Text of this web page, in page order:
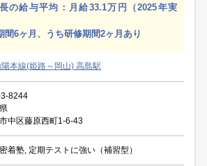
の給与平均：月給33.1万円（2025年実
間6ヶ月、うち研修期間2ヶ月あり
本線(姫路～岡山) 高島駅
8244
中区藤原西町1-6-43
着塾, 定期テストに強い（補習型）